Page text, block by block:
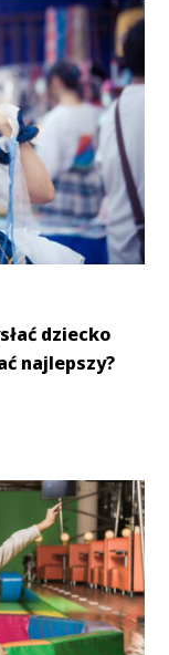
dziecko
najlepszy?